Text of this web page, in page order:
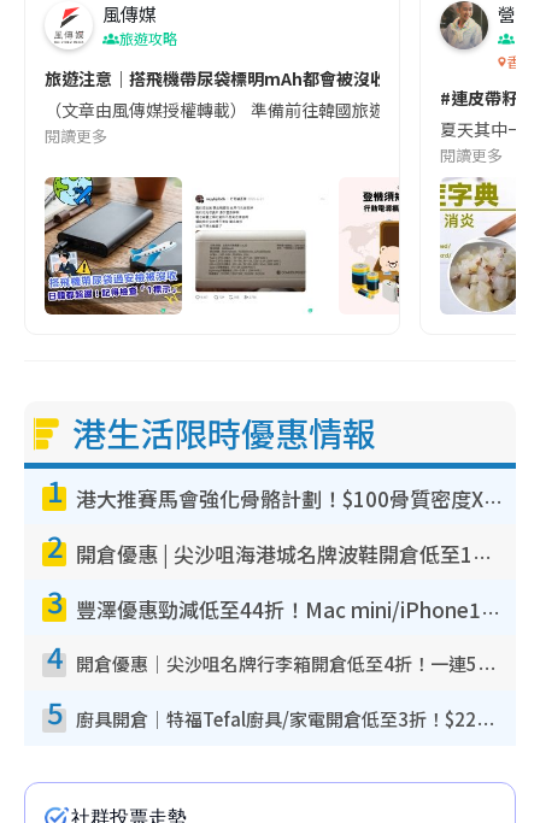
風傳媒
旅遊攻略
旅遊注意｜搭飛機帶尿袋標明mAh都會被沒收😱出發前切記檢查
（文章由風傳媒授權轉載） 準備前往韓國旅遊的民眾，近期要
閱讀更多
營養
香港
#連皮帶籽
夏天其中一
閱讀更多
港生活限時優惠情報
1 港大推賽馬會強化骨骼計劃！$100骨質密度X光檢查 完成免費運動訓練送超市禮券！附參加資格
2 開倉優惠 | 尖沙咀海港城名牌波鞋開倉低至1折！On鞋$899起／Joy&Peace鞋履$98起
3 豐澤優惠勁減低至44折！Mac mini/iPhone17Pro大減價！廚房家電$220起
4 開倉優惠｜尖沙咀名牌行李箱開倉低至4折！一連5日 American Tourister/ace./Hallmark $200起！
5 廚具開倉｜特福Tefal廚具/家電開倉低至3折！$220起買平底鍋/炒鑊/湯煲！電飯煲/吸塵機/燙斗$418起